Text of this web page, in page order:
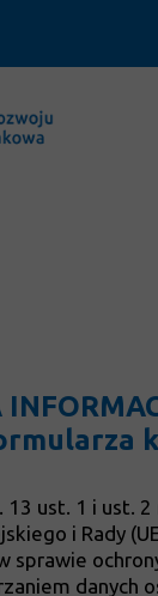
13 ust. 1 i ust.
i Rady
sprawie
danych